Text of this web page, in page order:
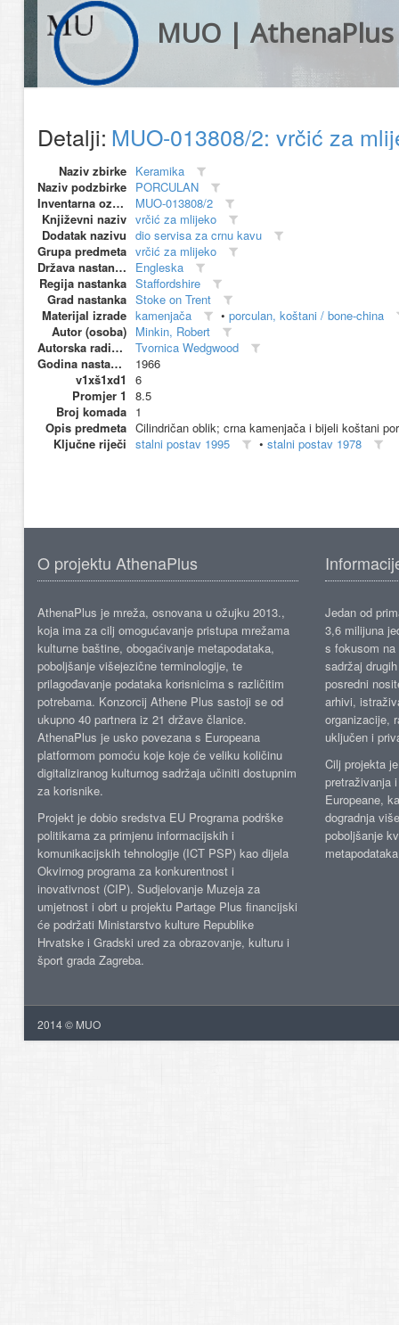
MUO | AthenaPlus
Detalji: MUO-013808/2: vrčić za
Naziv zbirke Keramika
Naziv podzbirke PORCULAN
Inventarna oznaka
MUO-013808/2
Književni naziv vrčić za mlijeko
Dodatak nazivu dio servisa za crnu kavu
Grupa predmeta vrčić za mlijeko
Država nastanka
Engleska
Regija nastanka Staffordshire
Grad nastanka Stoke on Trent
Materijal izrade kamenjača • porculan, koštani / bone-china
Autor (osoba) Minkin, Robert
Autorska radionica (proizvođač)
Tvornica Wedgwood
Godina nastanka
1966
v1xš1xd1
6
Promjer 1
8.5
Broj komada 1
Opis predmeta Cilindričan oblik; crna kamenjača i bijeli koštani
Ključne riječi stalni postav 1995 • stalni postav 1978
O projektu AthenaPlus
AthenaPlus je mreža, osnovana u ožujku 2013.,
koja ima za cilj omogućavanje pristupa mrežama
kulturne baštine, obogaćivanje metapodataka,
poboljšanje višejezične terminologije, te
prilagođavanje podataka korisnicima s različitim
potrebama. Konzorcij Athene Plus sastoji se od
ukupno 40 partnera iz 21 države članice.
AthenaPlus je usko povezana s Europeana
platformom pomoću koje koje će veliku količinu
digitaliziranog kulturnog sadržaja učiniti dostupnim
za korisnike.
Projekt je dobio sredstva EU Programa podrške
politikama za primjenu informacijskih i
komunikacijskih tehnologije (ICT PSP) kao dijela
Okvirnog programa za konkurentnost i
inovativnost (CIP). Sudjelovanje Muzeja za
umjetnost i obrt u projektu Partage Plus financijski
će podržati Ministarstvo kulture Republike
Hrvatske i Gradski ured za obrazovanje, kulturu i
šport grada Zagreba.
Jedan od
3,6 milijuna
s fokusom
sadržaj
posredni
arhivi,
organizacije,
uključen i
Cilj projekta
pretraživanja
Europeane,
dogradnja
poboljšanje
2014 © MUO